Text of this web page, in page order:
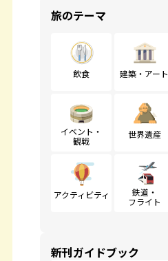
旅のテーマ
飲食 建築・アート
イベント・
観戦
世界遺産
アクティビティ
鉄道・
フライト
新刊ガイドブック